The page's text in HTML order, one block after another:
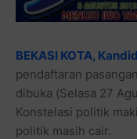
BEKASI KOTA,
pendaftaran
dibuka (Selasa 27
Konstelasi politik
politik masih cair.